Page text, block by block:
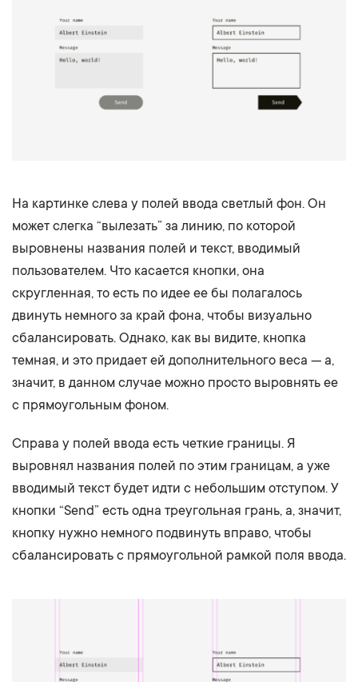
На картинке слева у полей ввода светлый фон. Он
может слегка “вылезать” за линию, по которой
выровнены названия полей и текст, вводимый
пользователем. Что касается кнопки, она
скругленная, то есть по идее ее бы полагалось
двинуть немного за край фона, чтобы визуально
сбалансировать. Однако, как вы видите, кнопка
темная, и это придает ей дополнительного веса — а,
значит, в данном случае можно просто выровнять ее
с прямоугольным фоном.
Справа у полей ввода есть четкие границы. Я
выровнял названия полей по этим границам, а уже
вводимый текст будет идти с небольшим отступом. У
кнопки “Send” есть одна треугольная грань, а, значит,
кнопку нужно немного подвинуть вправо, чтобы
сбалансировать с прямоугольной рамкой поля ввода.